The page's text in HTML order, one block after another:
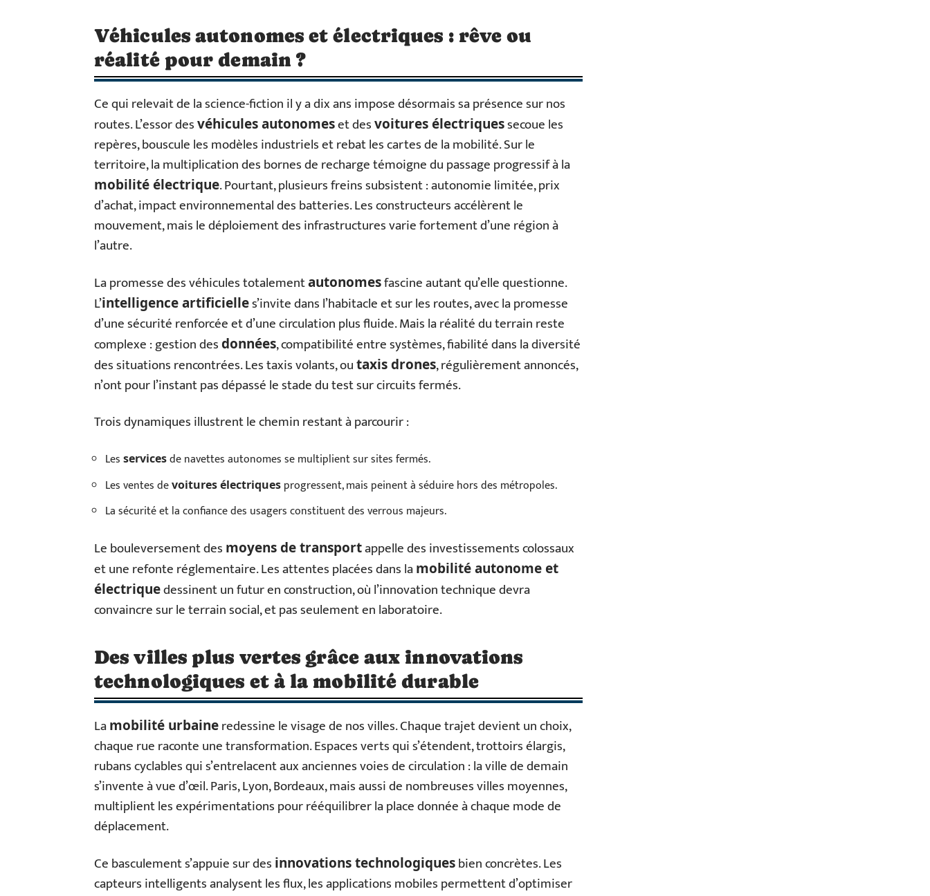
Véhicules autonomes et électriques : rêve ou
réalité pour demain ?
Ce qui relevait de la science-fiction il y a dix ans impose désormais sa présence sur nos
routes. L’essor desvéhicules autonomeset desvoitures électriquessecoue les
repères, bouscule les modèles industriels et rebat les cartes de la mobilité. Sur le
territoire, la multiplication des bornes de recharge témoigne du passage progressif à la
mobilité électrique. Pourtant, plusieurs freins subsistent : autonomie limitée, prix
d’achat, impact environnemental des batteries. Les constructeurs accélèrent le
mouvement, mais le déploiement des infrastructures varie fortement d’une région à
l’autre.
La promesse des véhicules totalementautonomesfascine autant qu’elle questionne.
L’intelligence artificielles’invite dans l’habitacle et sur les routes, avec la promesse
d’une sécurité renforcée et d’une circulation plus fluide. Mais la réalité du terrain reste
complexe : gestion desdonnées, compatibilité entre systèmes, fiabilité dans la diversité
des situations rencontrées. Les taxis volants, outaxis drones, régulièrement annoncés,
n’ont pour l’instant pas dépassé le stade du test sur circuits fermés.
Trois dynamiques illustrent le chemin restant à parcourir :
Les servicesde navettes autonomes se multiplient sur sites fermés.
Les ventes devoitures électriques progressent, mais peinent à séduire hors des métropoles.
La sécurité et la confiance des usagers constituent des verrous majeurs.
Le bouleversement des moyens de transportappelle des investissements colossaux
et une refonte réglementaire. Les attentes placées dans lamobilité autonome et
électriquedessinent un futur en construction, où l’innovation technique devra
convaincre sur le terrain social, et pas seulement en laboratoire.
Des villes plus vertes grâce aux innovations
technologiques et à la mobilité durable
Lamobilité urbaineredessine le visage de nos villes. Chaque trajet devient un choix,
chaque rue raconte une transformation. Espaces verts qui s’étendent, trottoirs élargis,
rubans cyclables qui s’entrelacent aux anciennes voies de circulation : la ville de demain
s’invente à vue d’œil. Paris, Lyon, Bordeaux, mais aussi de nombreuses villes moyennes,
multiplient les expérimentations pour rééquilibrer la place donnée à chaque mode de
déplacement.
Ce basculement s’appuie sur des innovations technologiquesbien concrètes. Les
capteurs intelligents analysent les flux, les applications mobiles permettent d’optimiser